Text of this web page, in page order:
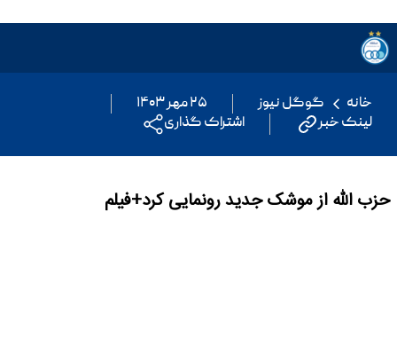
خانه گوگل نیوز
۲۵ مهر ۱۴۰۳
لینک خبر
اشتراک گذاری
حزب الله از موشک جدید رونمایی کرد+فیلم